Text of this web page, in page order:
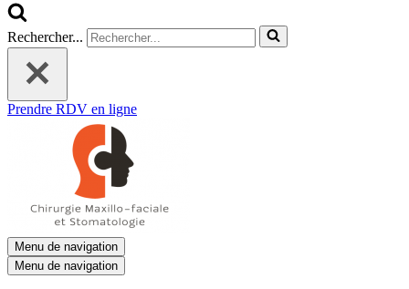
Rechercher...
Prendre RDV en ligne
Menu de navigation
Menu de navigation